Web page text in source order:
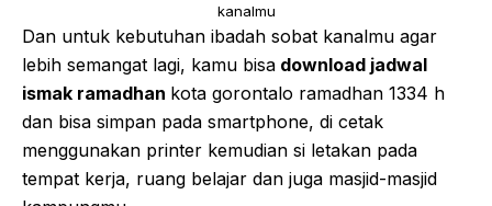
kanalmu
Dan untuk kebutuhan ibadah sobat kanalmu agar
lebih semangat lagi, kamu bisa download jadwal
ismak ramadhan kota gorontalo ramadhan 1334 h
dan bisa simpan pada smartphone, di cetak
menggunakan printer kemudian si letakan pada
tempat kerja, ruang belajar dan juga masjid-masjid